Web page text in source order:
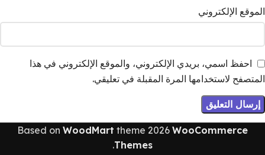
الموقع الإلكتروني
احفظ اسمي، بريدي الإلكتروني، والموقع الإلكتروني في هذا
المتصفح لاستخدامها المرة المقبلة في تعليقي.
Based on WoodMart theme 2026 WooCommerce
Themes
.